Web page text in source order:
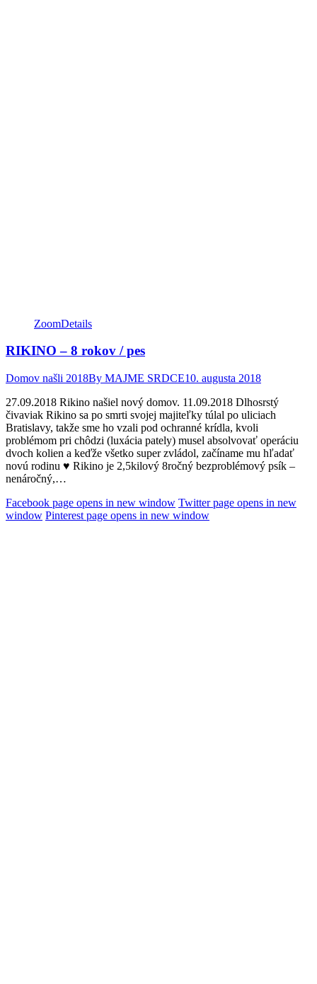
ZoomDetails
RIKINO – 8 rokov / pes
Domov našli 2018By MAJME SRDCE10. augusta 2018
27.09.2018 Rikino našiel nový domov. 11.09.2018 Dlhosrstý
čivaviak Rikino sa po smrti svojej majiteľky túlal po uliciach
Bratislavy, takže sme ho vzali pod ochranné krídla, kvoli
problémom pri chôdzi (luxácia pately) musel absolvovať operáciu
dvoch kolien a keďže všetko super zvládol, začíname mu hľadať
novú rodinu ♥ Rikino je 2,5kilový 8ročný bezproblémový psík –
nenáročný,…
Facebook page opens in new window Twitter page opens in new
window Pinterest page opens in new window